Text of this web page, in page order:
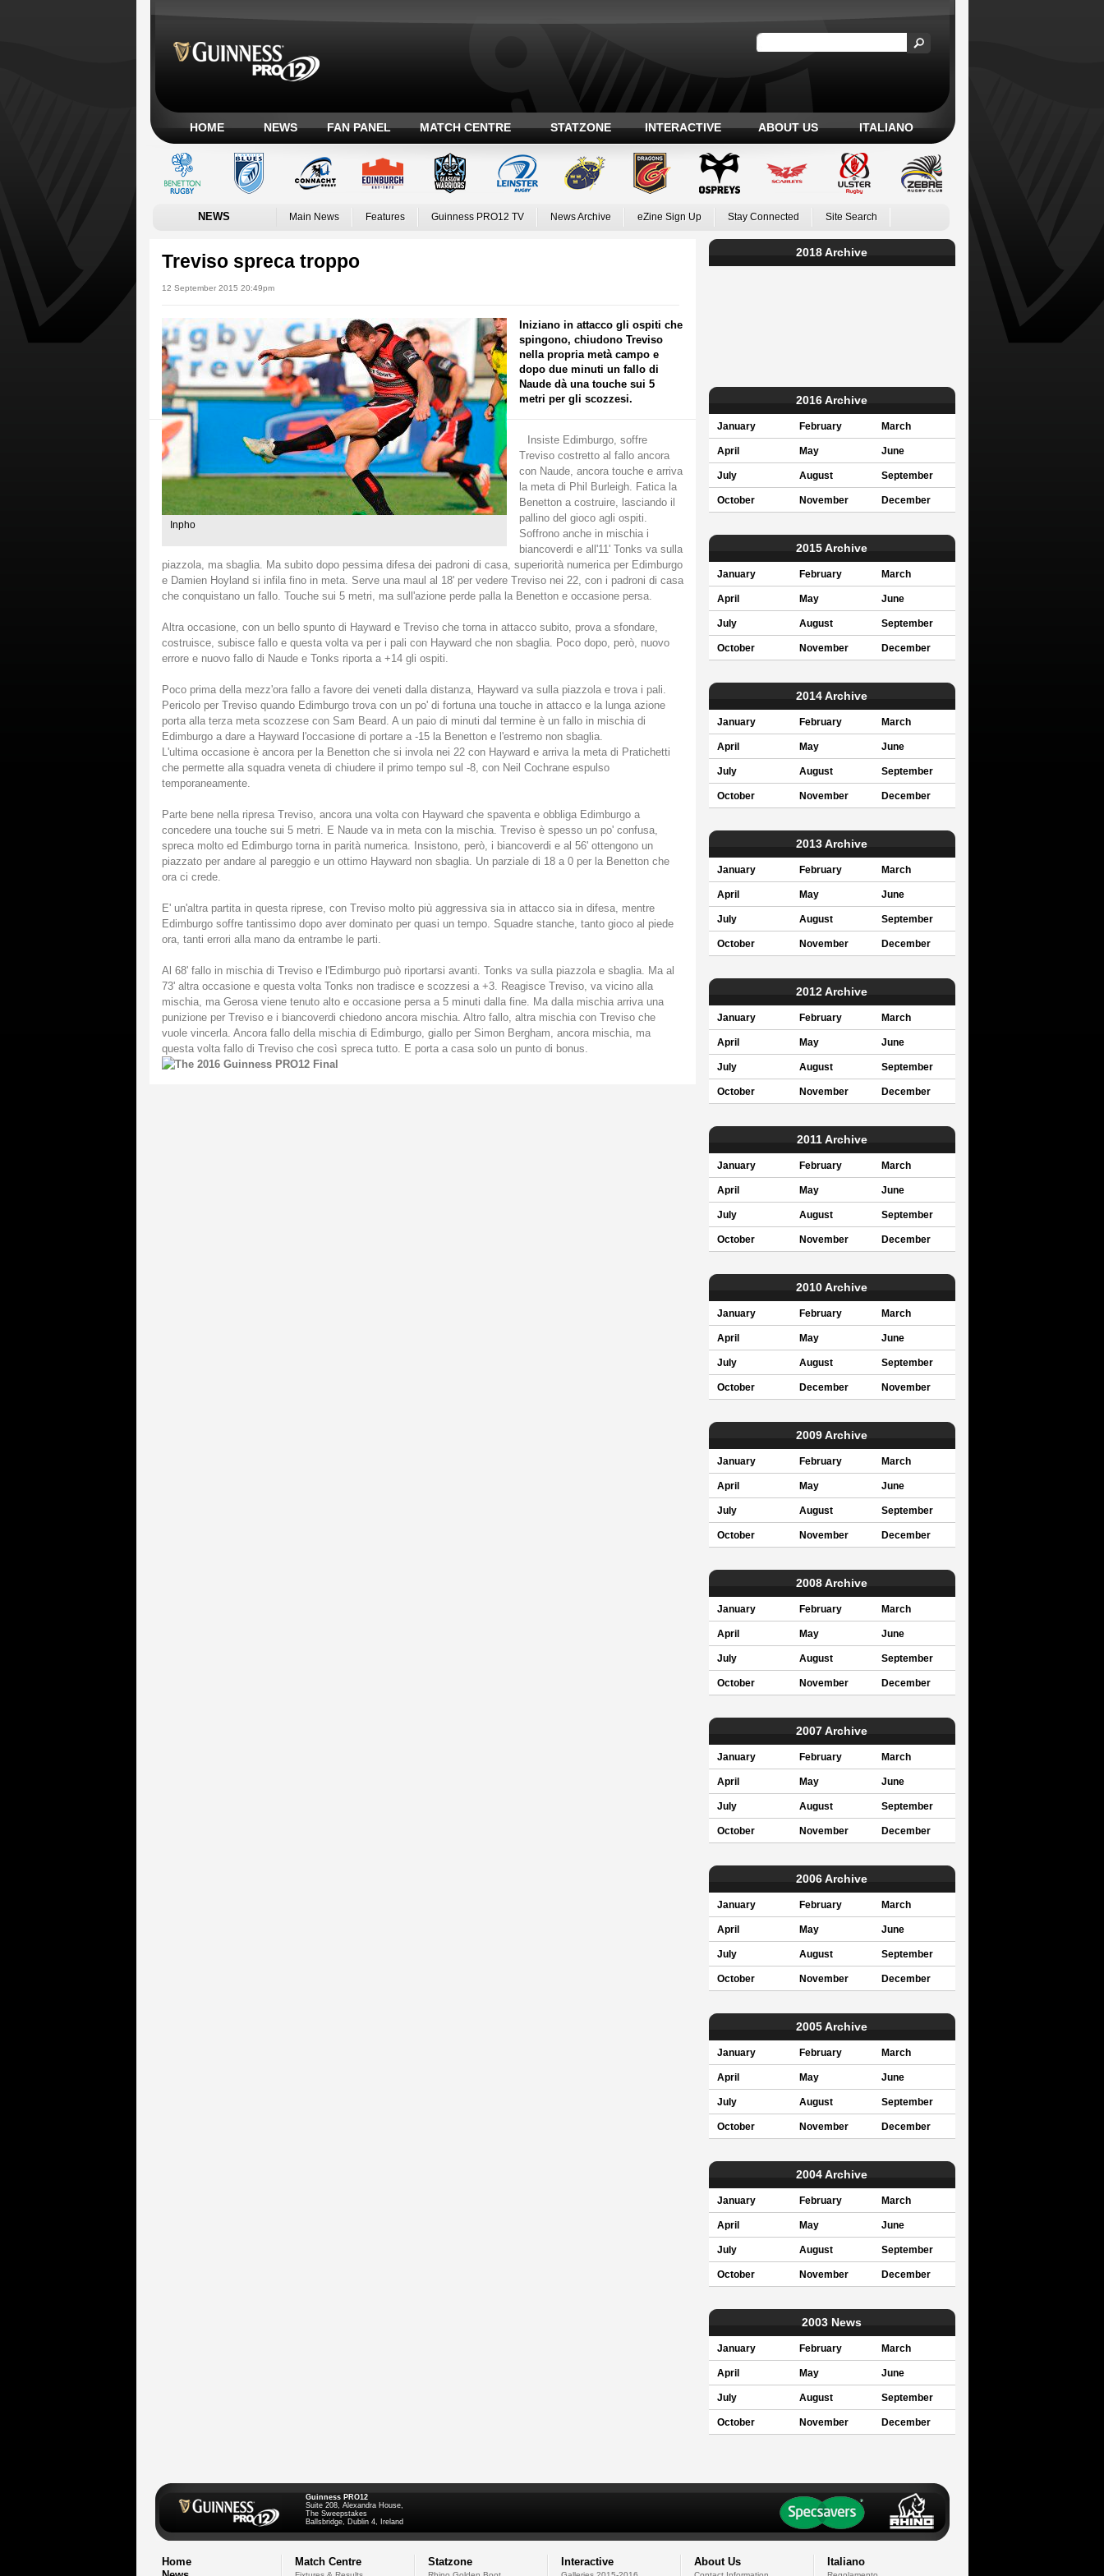
HOME NEWS FAN PANEL MATCH CENTRE STATZONE INTERACTIVE ABOUT US ITALIANO
NEWS Main News Features Guinness PRO12 TV News Archive eZine Sign Up Stay Connected Site Search
Treviso spreca troppo
12 September 2015 20:49pm
Inpho
Iniziano in attacco gli ospiti che
spingono, chiudono Treviso
nella propria metà campo e
dopo due minuti un fallo di
Naude dà una touche sui 5
metri per gli scozzesi.
Insiste Edimburgo, soffre
Treviso costretto al fallo ancora
con Naude, ancora touche e arriva
la meta di Phil Burleigh. Fatica la
Benetton a costruire, lasciando il
pallino del gioco agli ospiti.
Soffrono anche in mischia i
biancoverdi e all'11' Tonks va sulla
piazzola, ma sbaglia. Ma subito dopo pessima difesa dei padroni di casa, superiorità numerica per Edimburgo
e Damien Hoyland si infila fino in meta. Serve una maul al 18' per vedere Treviso nei 22, con i padroni di casa
che conquistano un fallo. Touche sui 5 metri, ma sull'azione perde palla la Benetton e occasione persa.
Altra occasione, con un bello spunto di Hayward e Treviso che torna in attacco subito, prova a sfondare,
costruisce, subisce fallo e questa volta va per i pali con Hayward che non sbaglia. Poco dopo, però, nuovo
errore e nuovo fallo di Naude e Tonks riporta a +14 gli ospiti.
Poco prima della mezz'ora fallo a favore dei veneti dalla distanza, Hayward va sulla piazzola e trova i pali.
Pericolo per Treviso quando Edimburgo trova con un po' di fortuna una touche in attacco e la lunga azione
porta alla terza meta scozzese con Sam Beard. A un paio di minuti dal termine è un fallo in mischia di
Edimburgo a dare a Hayward l'occasione di portare a -15 la Benetton e l'estremo non sbaglia.
L'ultima occasione è ancora per la Benetton che si invola nei 22 con Hayward e arriva la meta di Pratichetti
che permette alla squadra veneta di chiudere il primo tempo sul -8, con Neil Cochrane espulso
temporaneamente.
Parte bene nella ripresa Treviso, ancora una volta con Hayward che spaventa e obbliga Edimburgo a
concedere una touche sui 5 metri. E Naude va in meta con la mischia. Treviso è spesso un po' confusa,
spreca molto ed Edimburgo torna in parità numerica. Insistono, però, i biancoverdi e al 56' ottengono un
piazzato per andare al pareggio e un ottimo Hayward non sbaglia. Un parziale di 18 a 0 per la Benetton che
ora ci crede.
E' un'altra partita in questa riprese, con Treviso molto più aggressiva sia in attacco sia in difesa, mentre
Edimburgo soffre tantissimo dopo aver dominato per quasi un tempo. Squadre stanche, tanto gioco al piede
ora, tanti errori alla mano da entrambe le parti.
Al 68' fallo in mischia di Treviso e l'Edimburgo può riportarsi avanti. Tonks va sulla piazzola e sbaglia. Ma al
73' altra occasione e questa volta Tonks non tradisce e scozzesi a +3. Reagisce Treviso, va vicino alla
mischia, ma Gerosa viene tenuto alto e occasione persa a 5 minuti dalla fine. Ma dalla mischia arriva una
punizione per Treviso e i biancoverdi chiedono ancora mischia. Altro fallo, altra mischia con Treviso che
vuole vincerla. Ancora fallo della mischia di Edimburgo, giallo per Simon Bergham, ancora mischia, ma
questa volta fallo di Treviso che così spreca tutto. E porta a casa solo un punto di bonus.
2018 Archive
2016 Archive
January February March
April May June
July August September
October November December
2015 Archive
January February March
April May June
July August September
October November December
2014 Archive
January February March
April May June
July August September
October November December
2013 Archive
January February March
April May June
July August September
October November December
2012 Archive
January February March
April May June
July August September
October November December
2011 Archive
January February March
April May June
July August September
October November December
2010 Archive
January February March
April May June
July August September
October December November
2009 Archive
January February March
April May June
July August September
October November December
2008 Archive
January February March
April May June
July August September
October November December
2007 Archive
January February March
April May June
July August September
October November December
2006 Archive
January February March
April May June
July August September
October November December
2005 Archive
January February March
April May June
July August September
October November December
2004 Archive
January February March
April May June
July August September
October November December
2003 News
January February March
April May June
July August September
October November December
Guinness PRO12
Suite 208, Alexandra House,
The Sweepstakes
Ballsbridge, Dublin 4, Ireland
Home
Match Centre Statzone Interactive About Us Italiano